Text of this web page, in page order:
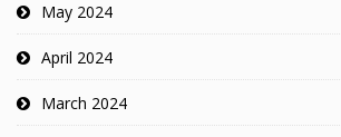
May 2024
April 2024
March 2024